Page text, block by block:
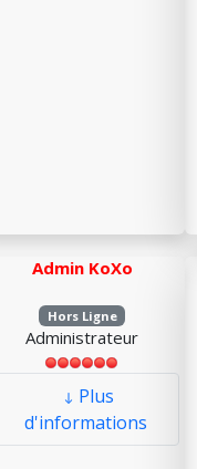
Admin KoXo
Hors Ligne
Administrateur
Plus
d'informations